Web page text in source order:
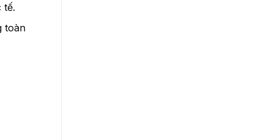
tế.
toàn